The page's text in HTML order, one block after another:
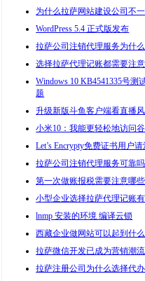
为什么拉萨网站建设公司不
WordPress 5.4 正式版发布
拉萨公司注销代理服务为什
选择拉萨代理记账都需要注
Windows 10 KB4541335号
题
升级新版斗鱼客户端看直播
小米10：我能更轻松地访问
Let’s Encrypty免费证书用户
拉萨公司注销代理服务可靠吗
第一次做账报税需要注意哪
小型企业选择拉萨代理记账
lnmp 安装的环境 编译云锁
西藏企业做网站可以起到什
拉萨微信开发已成为营销潮流
拉萨注册公司为什么选择代